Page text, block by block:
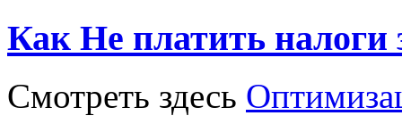
Как Не платить налоги
Смотреть здесь